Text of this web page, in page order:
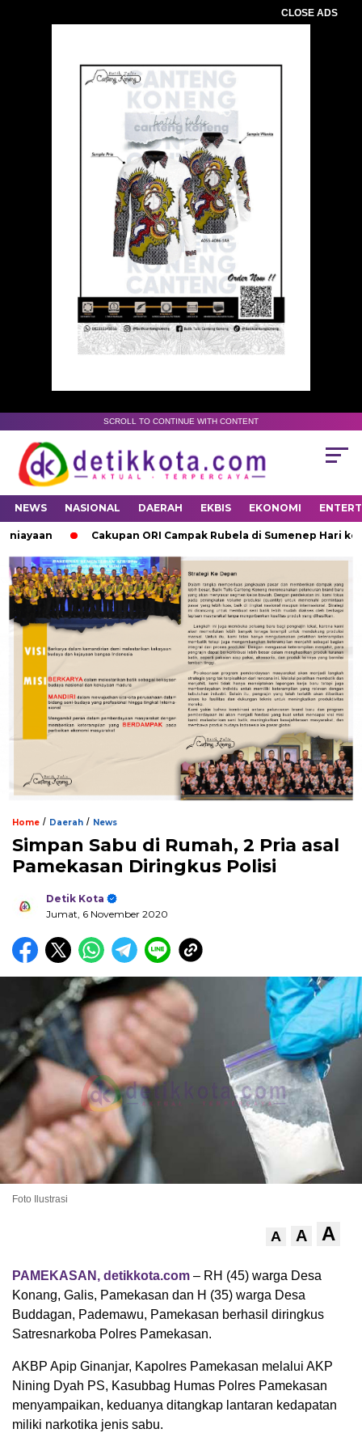
CLOSE ADS
SCROLL TO CONTINUE WITH CONTENT
NEWS NASIONAL DAERAH EKBIS EKONOMI
Cakupan ORI Campak Rubela di Sumenep Hari ke-16
Home / Daerah / News
Simpan Sabu di Rumah, 2 Pria asal
Pamekasan Diringkus Polisi
Detik Kota
Jumat, 6 November 2020
Foto Ilustrasi
A A A
PAMEKASAN, detikkota.com – RH (45) warga Desa
Konang, Galis, Pamekasan dan H (35) warga Desa
Buddagan, Pademawu, Pamekasan berhasil diringkus
Satresnarkoba Polres Pamekasan.
AKBP Apip Ginanjar, Kapolres Pamekasan melalui AKP
Nining Dyah PS, Kasubbag Humas Polres Pamekasan
menyampaikan, keduanya ditangkap lantaran kedapatan
miliki narkotika jenis sabu.